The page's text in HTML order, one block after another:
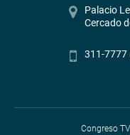
Palacio
Cercado
311-7777
Congreso